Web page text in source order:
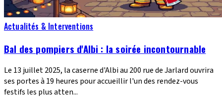
Actualités & Interventions
Bal des pompiers d'Albi : la soirée incontournable
Le 13 juillet 2025, la caserne d'Albi au 200 rue de Jarlard ouvrira
ses portes à 19 heures pour accueillir l'un des rendez-vous
festifs les plus atten...